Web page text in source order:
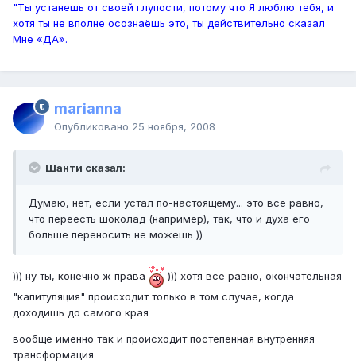
"Ты устанешь от своей глупости, потому что Я люблю тебя, и
хотя ты не вполне осознаёшь это, ты действительно сказал
Мне «ДА».
marianna
Опубликовано 25 ноября, 2008
Шанти сказал:
Думаю, нет, если устал по-настоящему... это все равно,
что переесть шоколад (например), так, что и духа его
больше переносить не можешь ))
))) ну ты, конечно ж права
))) хотя всё равно, окончательная
"капитуляция" происходит только в том случае, когда
доходишь до самого края
вообще именно так и происходит постепенная внутренняя
трансформация